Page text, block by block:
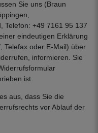
Sie uns (Braun
Telefon: +49 7161 95 137
eindeutigen Erklärung
Telefax oder E-Mail) über
informieren. Sie
ist.
aus, dass Sie die
vor Ablauf der